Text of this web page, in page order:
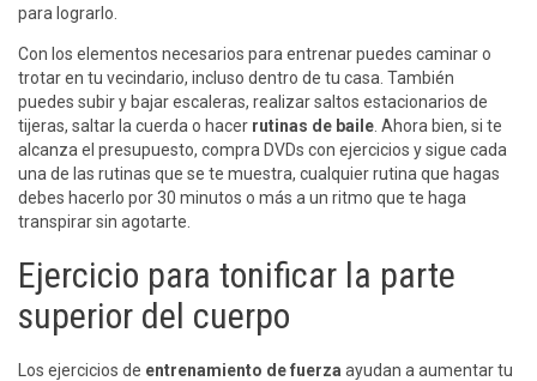
para lograrlo.
Con los elementos necesarios para entrenar puedes caminar o
trotar en tu vecindario, incluso dentro de tu casa. También
puedes subir y bajar escaleras, realizar saltos estacionarios de
tijeras, saltar la cuerda o hacer rutinas de baile . Ahora bien, si te
alcanza el presupuesto, compra DVDs con ejercicios y sigue cada
una de las rutinas que se te muestra, cualquier rutina que hagas
debes hacerlo por 30 minutos o más a un ritmo que te haga
transpirar sin agotarte.
Ejercicio para tonificar la parte
superior del cuerpo
Los ejercicios de entrenamiento de fuerza ayudan a aumentar tu